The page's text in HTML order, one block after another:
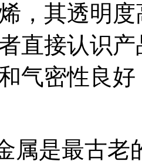
，其透明
直接认识
气密性良
属是最古